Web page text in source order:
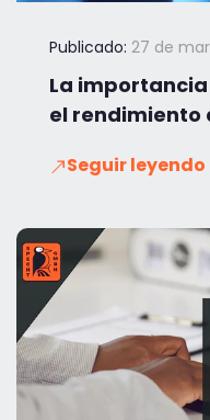
Publicado: 27 de
La
el rendimiento
Seguir leyendo